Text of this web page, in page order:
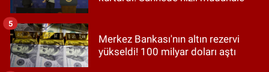
Merkez Bankası'nın altın rezervi
yükseldi! 100 milyar doları aştı
5